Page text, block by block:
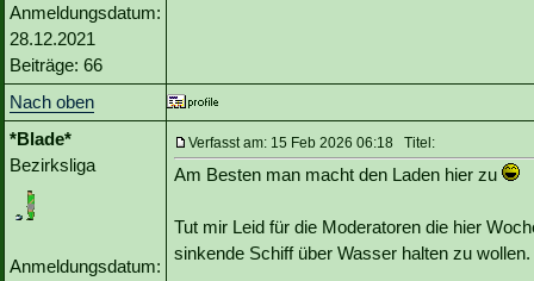
Anmeldungsdatum:
28.12.2021
Beiträge: 66
Nach oben
*Blade*
Bezirksliga
Anmeldungsdatum:
Verfasst am: 15 Feb 2026 06:18 Titel:
Am Besten man macht den Laden hier zu
Tut mir Leid für die Moderatoren die hier
sinkende Schiff über Wasser halten zu wollen.